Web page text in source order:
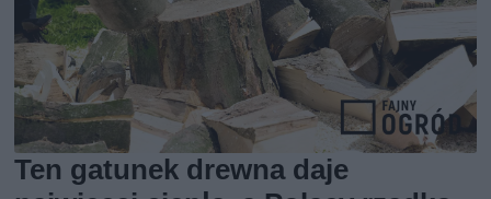
Ten gatunek drewna daje